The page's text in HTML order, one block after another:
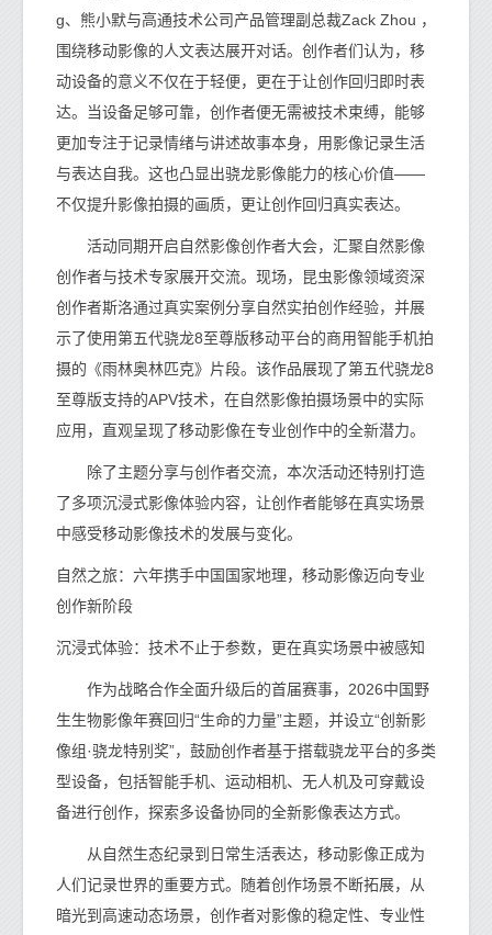
g、熊小默与高通技术公司产品管理副总裁Zack Zhou ，
围绕移动影像的人文表达展开对话。创作者们认为，移
动设备的意义不仅在于轻便，更在于让创作回归即时表
达。当设备足够可靠，创作者便无需被技术束缚，能够
更加专注于记录情绪与讲述故事本身，用影像记录生活
与表达自我。这也凸显出骁龙影像能力的核心价值——
不仅提升影像拍摄的画质，更让创作回归真实表达。
活动同期开启自然影像创作者大会，汇聚自然影像
创作者与技术专家展开交流。现场，昆虫影像领域资深
创作者斯洛通过真实案例分享自然实拍创作经验，并展
示了使用第五代骁龙8至尊版移动平台的商用智能手机拍
摄的《雨林奥林匹克》片段。该作品展现了第五代骁龙8
至尊版支持的APV技术，在自然影像拍摄场景中的实际
应用，直观呈现了移动影像在专业创作中的全新潜力。
除了主题分享与创作者交流，本次活动还特别打造
了多项沉浸式影像体验内容，让创作者能够在真实场景
中感受移动影像技术的发展与变化。
自然之旅：六年携手中国国家地理，移动影像迈向专业
创作新阶段
沉浸式体验：技术不止于参数，更在真实场景中被感知
作为战略合作全面升级后的首届赛事，2026中国野
生生物影像年赛回归“生命的力量”主题，并设立“创新影
像组·骁龙特别奖”，鼓励创作者基于搭载骁龙平台的多类
型设备，包括智能手机、运动相机、无人机及可穿戴设
备进行创作，探索多设备协同的全新影像表达方式。
从自然生态纪录到日常生活表达，移动影像正成为
人们记录世界的重要方式。随着创作场景不断拓展，从
暗光到高速动态场景，创作者对影像的稳定性、专业性